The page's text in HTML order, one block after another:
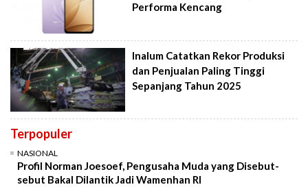
Performa Kencang
Inalum Catatkan Rekor Produksi
dan Penjualan Paling Tinggi
Sepanjang Tahun 2025
Terpopuler
NASIONAL
Profil Norman Joesoef, Pengusaha Muda yang Disebut-
sebut Bakal Dilantik Jadi Wamenhan RI